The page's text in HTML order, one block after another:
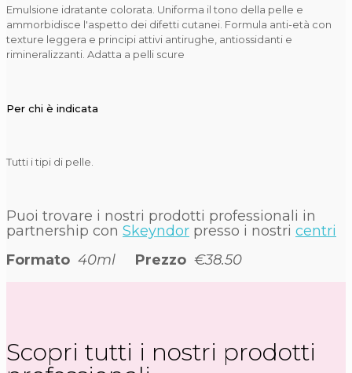
Emulsione idratante colorata. Uniforma il tono della pelle e
ammorbidisce l'aspetto dei difetti cutanei. Formula anti-età con
texture leggera e principi attivi antirughe, antiossidanti e
rimineralizzanti. Adatta a pelli scure
Per chi è indicata
Tutti i tipi di pelle.
Puoi trovare i nostri prodotti professionali in
partnership con Skeyndor presso i nostri centri
Formato 40ml Prezzo €38.50
Scopri tutti i nostri prodotti